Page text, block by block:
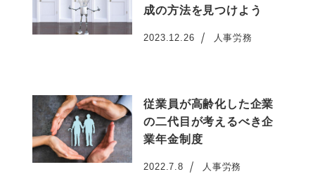
成の方法を見つけよう
投稿日
2023.12.26 人事労務
従業員が高齢化した企業
の二代目が考えるべき企
業年金制度
投稿日
2022.7.8 人事労務